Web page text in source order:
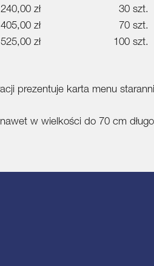
zł
zł
zł
30
70
100 szt.
prezentuje karta menu
w wielkości do 70 cm